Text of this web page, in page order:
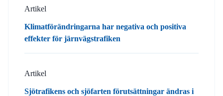
Artikel
Klimatförändringarna har negativa och positiva
effekter för järnvägstrafiken
Artikel
Sjötrafikens och sjöfarten förutsättningar ändras i